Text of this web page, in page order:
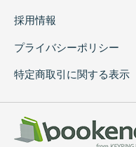
採用情報
プライバシーポリシー
特定商取引に関する表示